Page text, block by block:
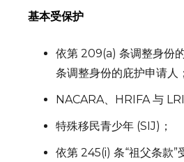
‍基本受保护
依第 209(a) 条调整身份
条调整身份的庇护申请人；
NACARA、HRIFA 与
特殊移民青少年 (SIJ)；
依第 245(i) 条“祖父条款”